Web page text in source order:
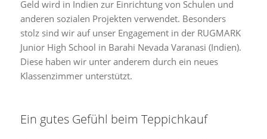
Geld wird in Indien zur Einrichtung von Schulen und
anderen sozialen Projekten verwendet. Besonders
stolz sind wir auf unser Engagement in der RUGMARK
Junior High School in Barahi Nevada Varanasi (Indien).
Diese haben wir unter anderem durch ein neues
Klassenzimmer unterstützt.
Ein gutes Gefühl beim Teppichkauf